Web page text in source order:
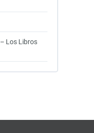
Los Libros